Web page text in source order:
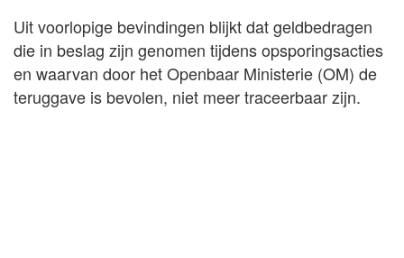
Uit voorlopige bevindingen blijkt dat geldbedragen
die in beslag zijn genomen tijdens opsporingsacties
en waarvan door het Openbaar Ministerie (OM) de
teruggave is bevolen, niet meer traceerbaar zijn.